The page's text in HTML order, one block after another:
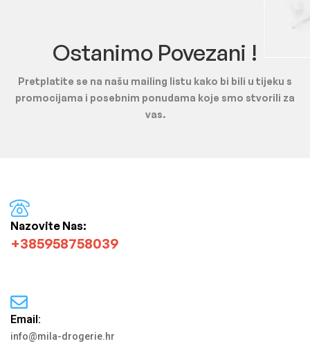
Ostanimo Povezani !
Pretplatite se na našu mailing listu kako bi bili u tijeku s
promocijama i posebnim ponudama koje smo stvorili za
vas.
Nazovite Nas:
+385958758039
Email:
info@mila-drogerie.hr